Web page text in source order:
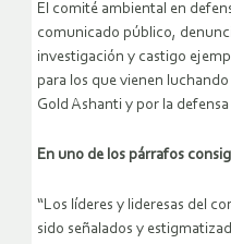
El comité ambiental en
comunicado público,
investigación y castigo
para los que vienen
Gold Ashanti y por la
En uno de los párrafos
“Los líderes y lideresas del
sido señalados y